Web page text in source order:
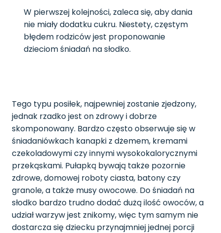
W pierwszej kolejności, zaleca się, aby dania
nie miały dodatku cukru. Niestety, częstym
błędem rodziców jest proponowanie
dzieciom śniadań na słodko.
Tego typu posiłek, najpewniej zostanie zjedzony,
jednak rzadko jest on zdrowy i dobrze
skomponowany. Bardzo często obserwuje się w
śniadaniówkach kanapki z dżemem, kremami
czekoladowymi czy innymi wysokokalorycznymi
przekąskami. Pułapką bywają także pozornie
zdrowe, domowej roboty ciasta, batony czy
granole, a także musy owocowe. Do śniadań na
słodko bardzo trudno dodać dużą ilość owoców, a
udział warzyw jest znikomy, więc tym samym nie
dostarcza się dziecku przynajmniej jednej porcji